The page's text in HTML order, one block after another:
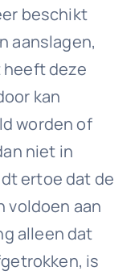
beschikt
aanslagen,
deze
kan
worden of
niet in
ertoe dat de
voldoen aan
alleen dat
is